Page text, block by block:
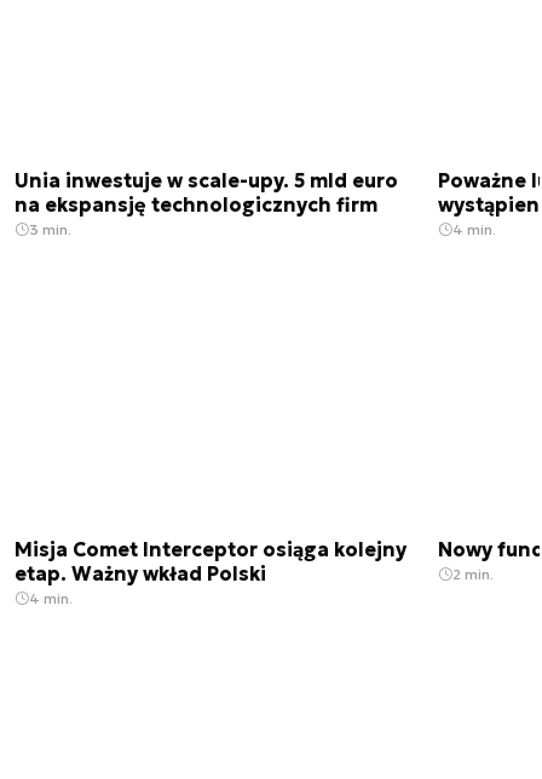
Unia inwestuje w scale-upy. 5 mld euro
na ekspansję technologicznych firm
3 min.
Poważne
4 min.
Misja Comet Interceptor osiąga kolejny
etap. Ważny wkład Polski
4 min.
Nowy
2 min.